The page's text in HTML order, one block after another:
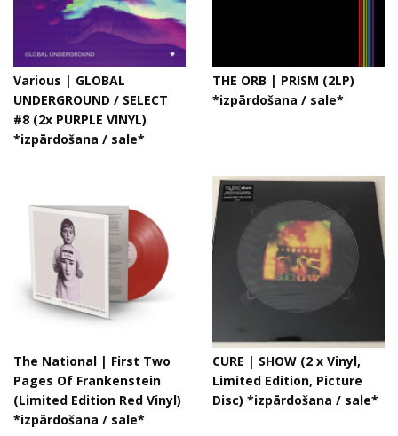
Various | GLOBAL
UNDERGROUND / SELECT
#8 (2x PURPLE VINYL)
*izpārdošana / sale*
THE ORB | PRISM (2LP)
*izpārdošana / sale*
The National | First Two
Pages Of Frankenstein
(Limited Edition Red Vinyl)
*izpārdošana / sale*
CURE | SHOW (2 x Vinyl,
Limited Edition, Picture
Disc) *izpārdošana / sale*